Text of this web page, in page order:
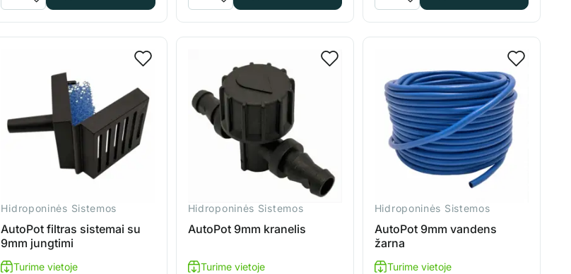
Hidroponinės Sistemos
AutoPot filtras sistemai su
9mm jungtimi
Turime vietoje
Hidroponinės Sistemos
AutoPot 9mm kranelis
Turime vietoje
Hidroponinės Sistemos
AutoPot 9mm vandens
žarna
Turime vietoje